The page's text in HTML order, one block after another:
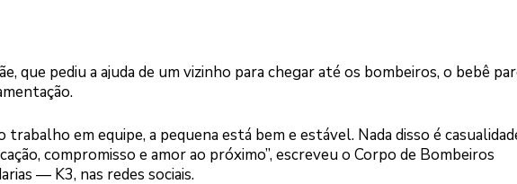
que pediu a ajuda de um vizinho para chegar até os bombeiros, o bebê
trabalho em equipe, a pequena está bem e estável. Nada disso é
compromisso e amor ao próximo”, escreveu o Corpo de Bombeiros
— K3, nas redes sociais.